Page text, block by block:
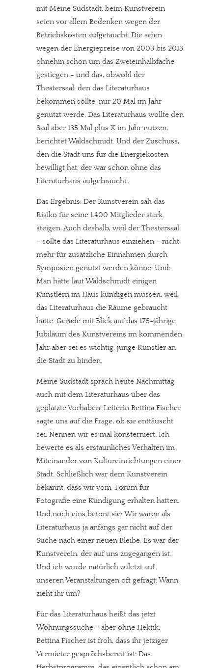
mit Meine Südstadt, beim Kunstverein
seien vor allem Bedenken wegen der
Betriebskosten aufgetaucht. Die seien
wegen der Energiepreise von 2003 bis 2013
ohnehin schon um das Zweieinhalbfache
gestiegen – und das, obwohl der
Theatersaal, den das Literaturhaus
bekommen sollte, nur 20 Mal im Jahr
genutzt werde. Das Literaturhaus wollte den
Saal aber 135 Mal plus X im Jahr nutzen,
berichtet Waldschmidt. Und der Zuschuss,
den die Stadt uns für die Energiekosten
bewilligt hat, der war schon ohne das
Literaturhaus aufgebraucht.
Das Ergebnis: Der Kunstverein sah das
Risiko für seine 1.400 Mitglieder stark
steigen. Auch deshalb, weil der Theatersaal
– sollte das Literaturhaus einziehen – nicht
mehr für zusätzliche Einnahmen durch
Symposien genutzt werden könne. Und:
Man hätte laut Waldschmidt einigen
Künstlern im Haus kündigen müssen, weil
das Literaturhaus die Räume gebraucht
hätte. Gerade mit Blick auf das 175-jährige
Jubiläum des Kunstvereins im kommenden
Jahr aber sei es wichtig, junge Künstler an
die Stadt zu binden.
Meine Südstadt sprach heute Nachmittag
auch mit dem Literaturhaus über das
geplatzte Vorhaben. Leiterin Bettina Fischer
sagte uns auf die Frage, ob sie enttäuscht
sei: Nennen wir es mal konsterniert. Ich
bewerte es als erstaunliches Verhalten im
Miteinander von Kultureinrichtungen einer
Stadt. Schließlich war dem Kunstverein
bekannt, dass wir vom ,Forum für
Fotografie eine Kündigung erhalten hatten.
Und noch eins betont sie: Wir waren als
Literaturhaus ja anfangs gar nicht auf der
Suche nach einer neuen Bleibe. Es war der
Kunstverein, der auf uns zugegangen ist.
Und ich wurde natürlich zuletzt auf
unseren Veranstaltungen oft gefragt: Wann
zieht ihr um?
Für das Literaturhaus heißt das jetzt
Wohnungssuche – aber ohne Hektik.
Bettina Fischer ist froh, dass ihr jetziger
Vermieter gesprächsbereit ist: Das